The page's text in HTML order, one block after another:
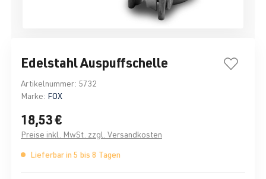
Edelstahl Auspuffschelle
Artikelnummer: 5732
Marke: FOX
18,53 €
Preise inkl. MwSt. zzgl. Versandkosten
Lieferbar in 5 bis 8 Tagen